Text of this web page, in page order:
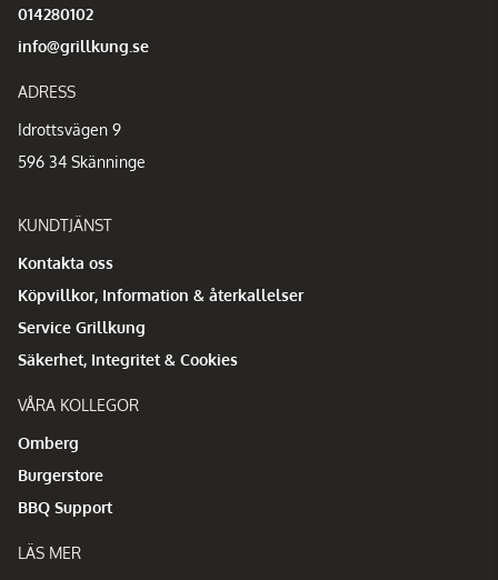
014280102
info@grillkung.se
ADRESS
Idrottsvägen 9
596 34 Skänninge
KUNDTJÄNST
Kontakta oss
Köpvillkor, Information & återkallelser
Service Grillkung
Säkerhet, Integritet & Cookies
VÅRA KOLLEGOR
Omberg
Burgerstore
BBQ Support
LÄS MER